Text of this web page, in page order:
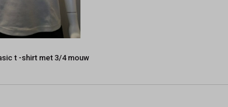
t -shirt met 3/4 mouw